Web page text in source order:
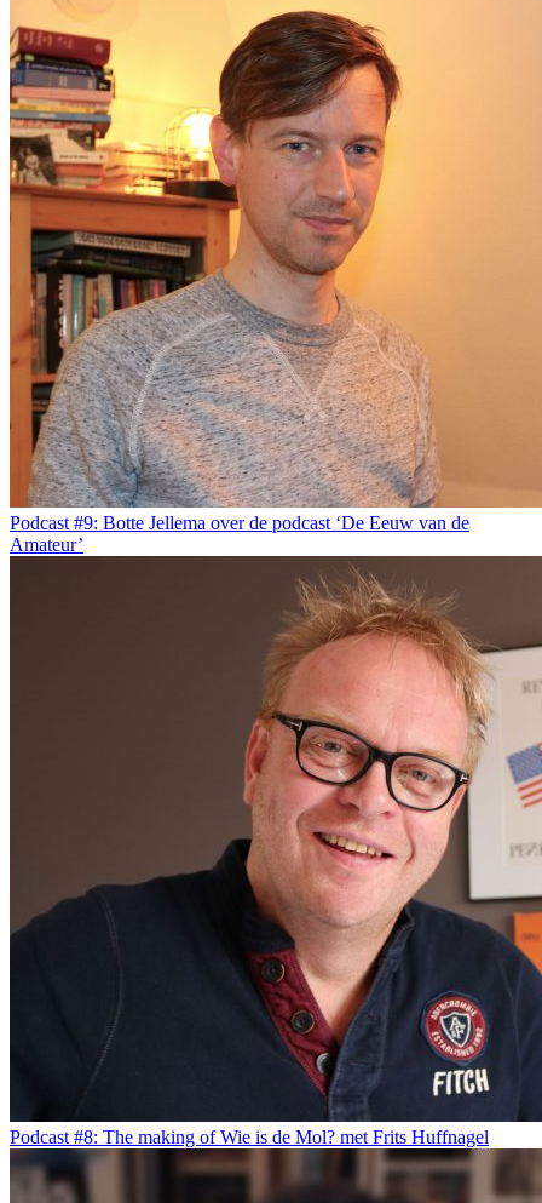
Podcast #9: Botte Jellema over de podcast ‘De Eeuw van de
Amateur’
Podcast #8: The making of Wie is de Mol? met Frits Huffnagel